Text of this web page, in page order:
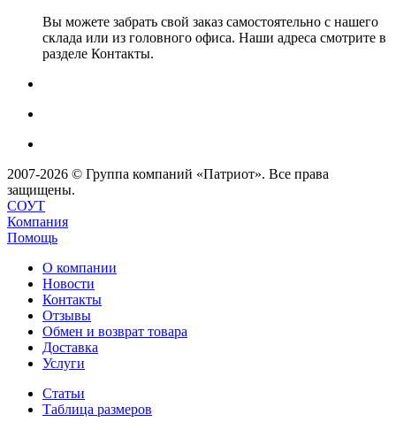
Вы можете забрать свой заказ самостоятельно с нашего
склада или из головного офиса. Наши адреса смотрите в
разделе Контакты.
2007-2026 © Группа компаний «Патриот». Все права
защищены.
СОУТ
Компания
Помощь
О компании
Новости
Контакты
Отзывы
Обмен и возврат товара
Доставка
Услуги
Статьи
Таблица размеров